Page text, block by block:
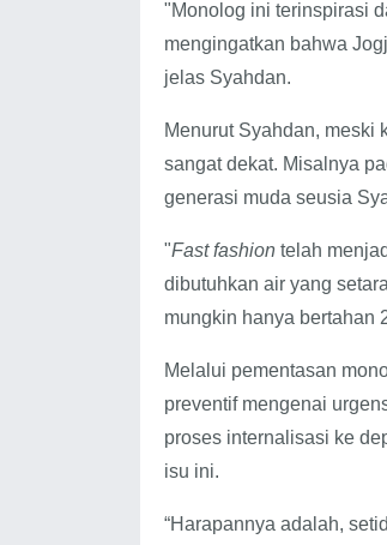
"Monolog ini terinspirasi
mengingatkan bahwa
jelas Syahdan.
Menurut Syahdan, meski
sangat dekat. Misalnya
generasi muda seusia
"Fast fashion telah
dibutuhkan air yang
mungkin hanya bertahan
Melalui pementasan
preventif mengenai
proses internalisasi ke
isu ini.
“Harapannya adalah,